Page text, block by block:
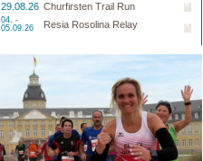
29.08.26 Churfirsten Trail Run
04. -
05.09.26
Resia Rosolina Relay